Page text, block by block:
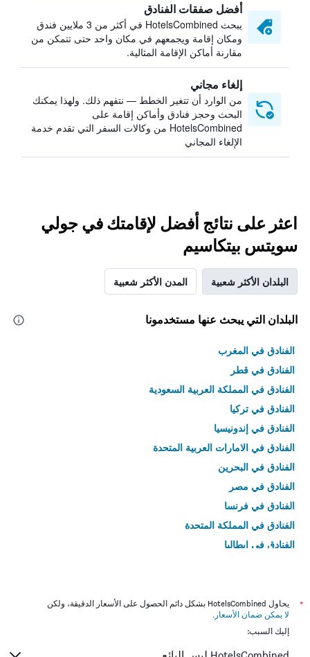
أفضل صفقات الفنادق
يبحث HotelsCombined في أكثر من 3 ملايين فندق
ومكان إقامة ويجمعهم في مكان واحد حتى تتمكن من
مقارنة أماكن الإقامة المثالية.
إلغاء مجاني
من الوارد أن تتغير الخطط — نتفهم ذلك. ولهذا يمكنك
البحث وحجز فنادق وأماكن إقامة على
HotelsCombined من وكالات السفر التي تقدم خدمة
الإلغاء المجاني
اعثر على نتائج أفضل لإقامتك في جولي
سويتس بيتكاسيم
البلدان الأكثر شعبية المدن الأكثر شعبية
البلدان التي يبحث عنها مستخدمونا
الفنادق في المغرب
الفنادق في قطر
الفنادق في المملكة العربية السعودية
الفنادق في تركيا
الفنادق في إندونيسيا
الفنادق في الامارات العربية المتحدة
الفنادق في البحرين
الفنادق في مصر
الفنادق في فرنسا
الفنادق في المملكة المتحدة
الفنادق في إيطاليا
*
يحاول HotelsCombined بشكل دائم الحصول على الأسعار الدقيقة، ولكن
لا يمكن ضمان الأسعار .
إليك السبب: